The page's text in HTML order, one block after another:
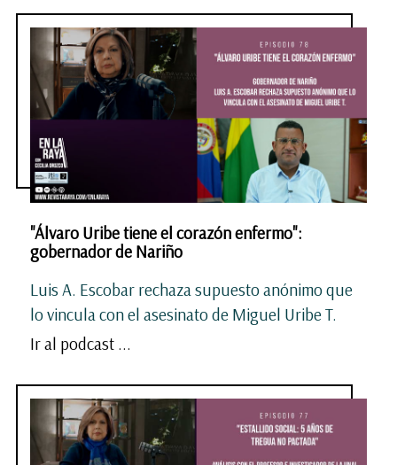
"Álvaro Uribe tiene el corazón enfermo":
gobernador de Nariño
Luis A. Escobar rechaza supuesto anónimo que
lo vincula con el asesinato de Miguel Uribe T.
Ir al podcast ...